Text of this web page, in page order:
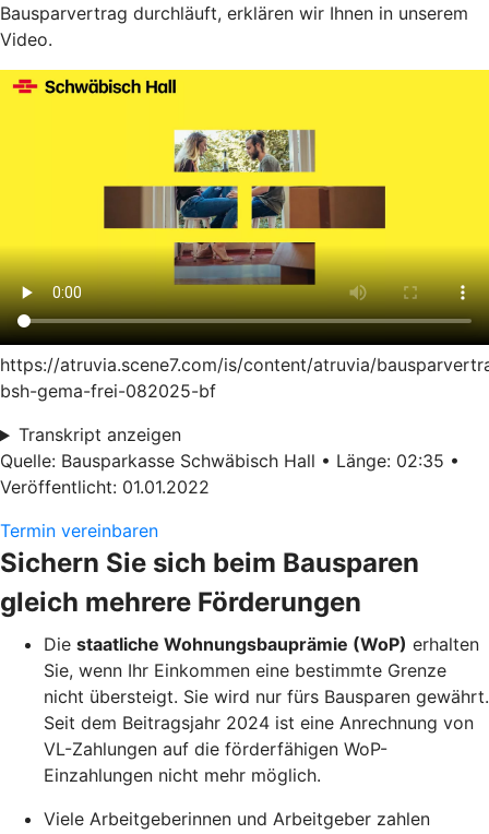
Bausparvertrag durchläuft, erklären wir Ihnen in unserem
Video.
https://atruvia.scene7.com/is/content/atruvia/
bsh-gema-frei-082025-bf
Transkript anzeigen
Quelle: Bausparkasse Schwäbisch Hall • Länge: 02:35 •
Veröffentlicht: 01.01.2022
Termin vereinbaren
Sichern Sie sich beim Bausparen
gleich mehrere Förderungen
Die staatliche Wohnungsbauprämie (WoP) erhalten
Sie, wenn Ihr Einkommen eine bestimmte Grenze
nicht übersteigt. Sie wird nur fürs Bausparen gewährt.
Seit dem Beitragsjahr 2024 ist eine Anrechnung von
VL-Zahlungen auf die förderfähigen WoP-
Einzahlungen nicht mehr möglich.
Viele Arbeitgeberinnen und Arbeitgeber zahlen